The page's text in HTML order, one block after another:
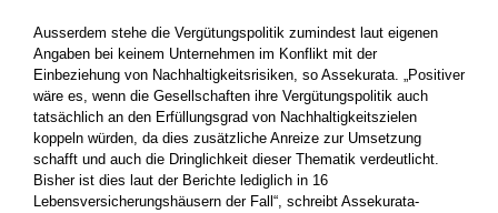
Ausserdem stehe die Vergütungspolitik zumindest laut eigenen
Angaben bei keinem Unternehmen im Konflikt mit der
Einbeziehung von Nachhaltigkeitsrisiken, so Assekurata. „Positiver
wäre es, wenn die Gesellschaften ihre Vergütungspolitik auch
tatsächlich an den Erfüllungsgrad von Nachhaltigkeitszielen
koppeln würden, da dies zusätzliche Anreize zur Umsetzung
schafft und auch die Dringlichkeit dieser Thematik verdeutlicht.
Bisher ist dies laut der Berichte lediglich in 16
Lebensversicherungshäusern der Fall“, schreibt Assekurata-